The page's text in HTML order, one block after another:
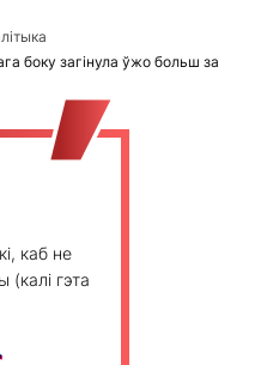
боку загінула ўжо больш за
каб не
(калі гэта